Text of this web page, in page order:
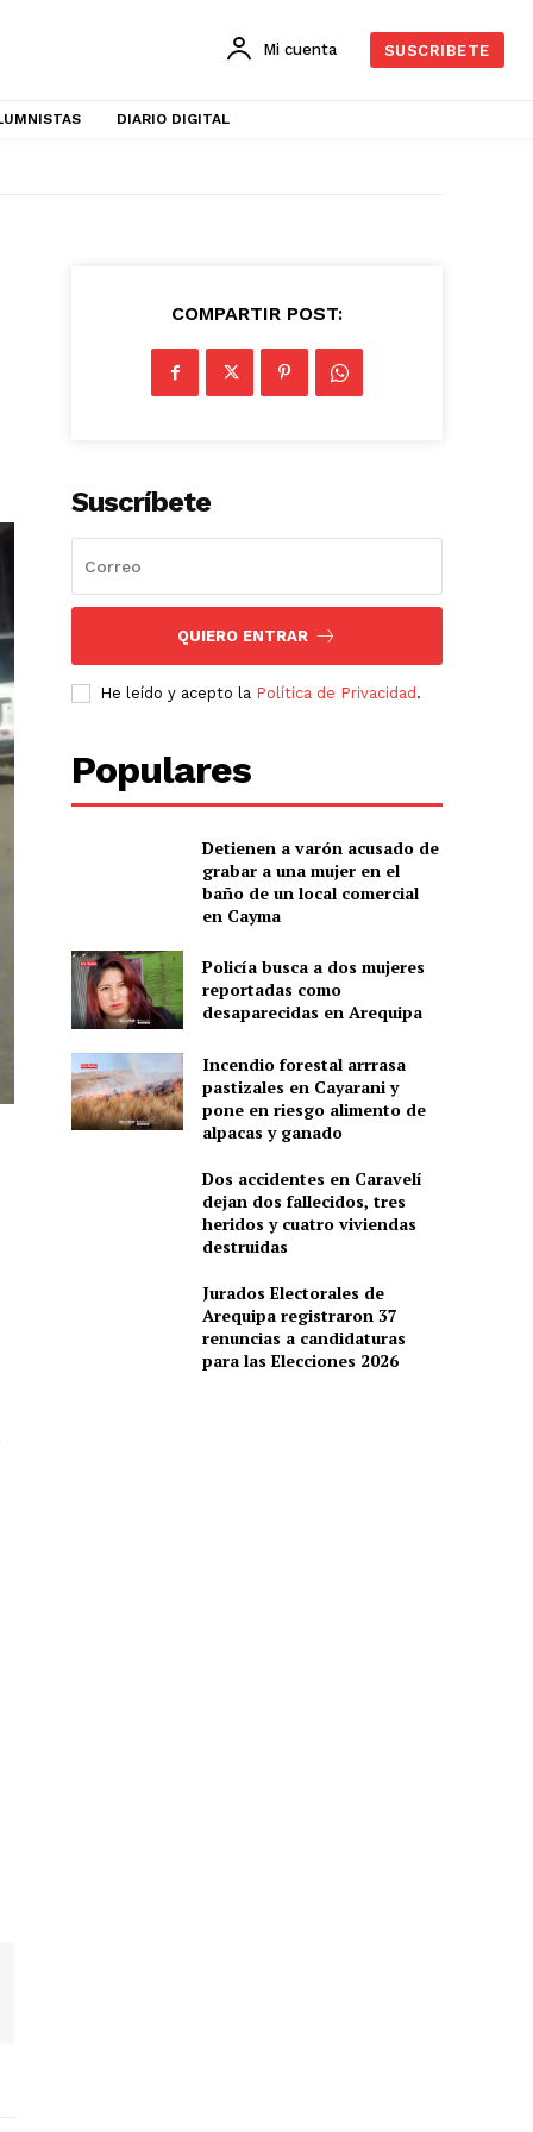
Mi cuenta SUSCRIBETE
DIARIO DIGITAL
COMPARTIR POST:
Suscríbete
QUIERO ENTRAR
He leído y acepto la Política de Privacidad .
Populares
Detienen a varón acusado de
grabar a una mujer en el
baño de un local comercial
en Cayma
Policía busca a dos mujeres
reportadas como
desaparecidas en Arequipa
Incendio forestal arrrasa
pastizales en Cayarani y
pone en riesgo alimento de
alpacas y ganado
Dos accidentes en Caravelí
dejan dos fallecidos, tres
heridos y cuatro viviendas
destruidas
Jurados Electorales de
Arequipa registraron 37
renuncias a candidaturas
para las Elecciones 2026